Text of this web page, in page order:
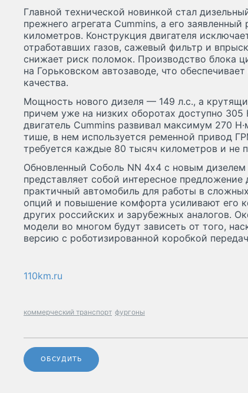
Главной технической новинкой стал
прежнего агрегата Cummins, а его
километров. Конструкция двигателя
отработавших газов, сажевый фильтр и
снижает риск поломок. Производство блока
на Горьковском автозаводе, что
качества.
Мощность нового дизеля — 149 л.с., а
причем уже на низких оборотах доступно
двигатель Cummins развивал максимум 270
тише, в нем используется ременной привод
требуется каждые 80 тысяч километров и не
Обновленный Соболь NN 4х4 с новым
представляет собой интересное
практичный автомобиль для работы в
опций и повышение комфорта усиливают его
других российских и зарубежных аналогов.
модели во многом будут зависеть от того,
версию с роботизированной коробкой
110km.ru
коммерческий транспорт фургоны
ОБСУДИТЬ